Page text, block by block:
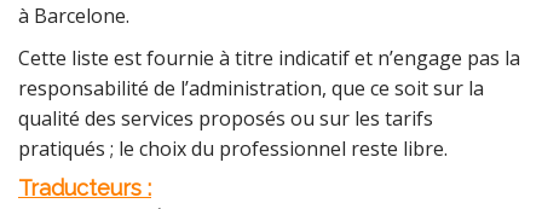
à Barcelone.
Cette liste est fournie à titre indicatif et n’engage pas la
responsabilité de l’administration, que ce soit sur la
qualité des services proposés ou sur les tarifs
pratiqués ; le choix du professionnel reste libre.
Traducteurs :